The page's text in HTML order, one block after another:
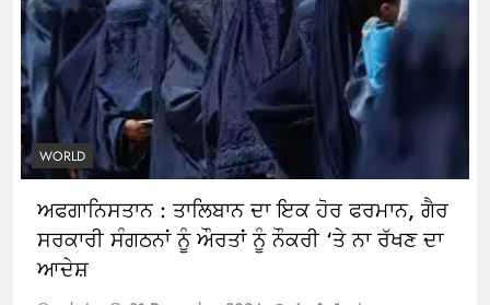
WORLD
ਅਫਗਾਨਿਸਤਾਨ : ਤਾਲਿਬਾਨ ਦਾ ਇਕ ਹੋਰ ਫਰਮਾਨ, ਗੈਰ
ਸਰਕਾਰੀ ਸੰਗਠਨਾਂ ਨੂੰ ਔਰਤਾਂ ਨੂੰ ਨੌਕਰੀ ‘ਤੇ ਨਾ ਰੱਖਣ ਦਾ
ਆਦੇਸ਼